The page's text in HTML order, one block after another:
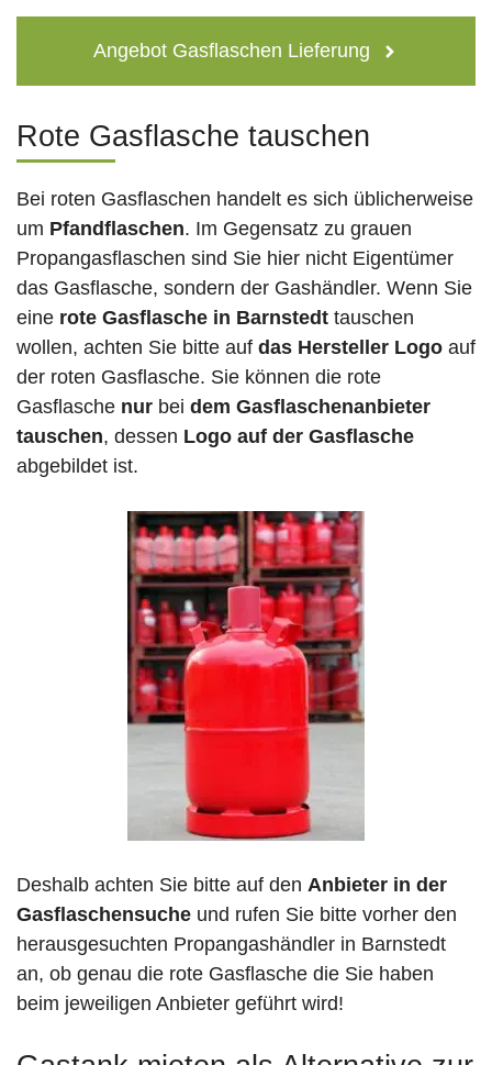
Angebot Gasflaschen Lieferung
Rote Gasflasche tauschen
Bei roten Gasflaschen handelt es sich üblicherweise
um Pfandflaschen. Im Gegensatz zu grauen
Propangasflaschen sind Sie hier nicht Eigentümer
das Gasflasche, sondern der Gashändler. Wenn Sie
eine rote Gasflasche in Barnstedt tauschen
wollen, achten Sie bitte auf das Hersteller Logo auf
der roten Gasflasche. Sie können die rote
Gasflasche nur bei dem Gasflaschenanbieter
tauschen, dessen Logo auf der Gasflasche
abgebildet ist.
Deshalb achten Sie bitte auf den Anbieter in der
Gasflaschensuche und rufen Sie bitte vorher den
herausgesuchten Propangashändler in Barnstedt
an, ob genau die rote Gasflasche die Sie haben
beim jeweiligen Anbieter geführt wird!